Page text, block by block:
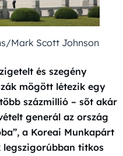
Mark Scott Johnson
és szegény
mögött létezik egy
százmillió – sőt akár
generál az ország
a Koreai Munkapárt
titkos